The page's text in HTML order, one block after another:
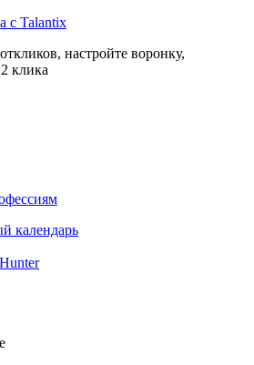
с Talantix
настройте воронку,
клика
календарь